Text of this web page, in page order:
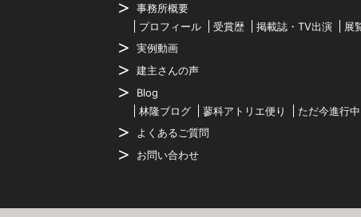
事務所概要
プロフィール
受賞歴 掲載誌・TV出演
展
実例動画
建主さんの声
Blog
林隆ブログ
蓼科アトリエ便り
ただ今進行中
よくあるご質問
お問い合わせ